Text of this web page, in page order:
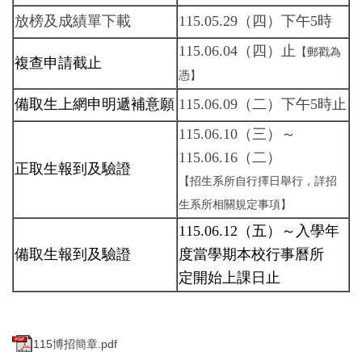
放榜及成績單下載 115.05.29（四）下午5時
複查申請截止
115.06.04（四）止 【郵戳為
憑】
備取生上網申明遞補意願 115.06.09（二）下午5時止
正取生報到及驗證
115.06.10（三）～
115.06.16（二）
【招生系所自行擇日舉行，詳招
生系所相關規定事項】
備取生報到及驗證
115.06.12（五）
～入學年
度當學期本校行事曆所
定開始上課日止
115博招簡章.pdf